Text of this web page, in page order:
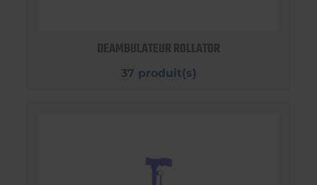
DEAMBULATEUR ROLLATOR
37 produit(s)